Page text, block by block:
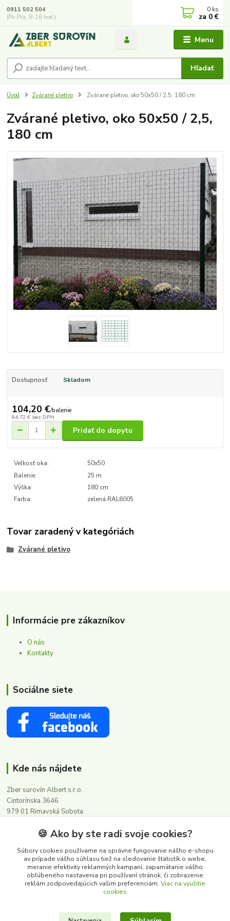
Menu
Hľadať
0911 502 504
(Po-Pia, 8-16 hod.)
0 ks
za 0 €
Úvod Zvárané pletivo Zvárané pletivo, oko 50x50 / 2,5, 180 cm
Zvárané pletivo, oko 50x50 / 2,5,
180 cm
Dostupnosť Skladom
104,20 €/balenie
84,72 € bez DPH
Pridať do dopytu
Veľkosť oka:
50x50
Balenie:
25 m
Výška:
180 cm
Farba:
zelená RAL6005
Tovar zaradený v kategóriách
Zvárané pletivo
Informácie pre zákazníkov
O nás
Kontakty
Sociálne siete
Kde nás nájdete
Zber surovín Albert s.r.o.
Cintorínska 3646
979 01 Rimavská Sobota
Kontakty
0911 502 504
(Po-Pia, 8-16 hod.)
🍪 Ako by ste radi svoje cookies?
Súbory cookies používame na správne fungovanie nášho e-shopu
av prípade vášho súhlasu tiež na sledovanie štatistík o webe,
meranie efektivity reklamných kampaní, zapamätanie vášho
obľúbeného nastavenia pri používaní stránok, či zobrazenie
reklám zodpovedajúcich vašim preferenciám. Viac na využitie
cookies